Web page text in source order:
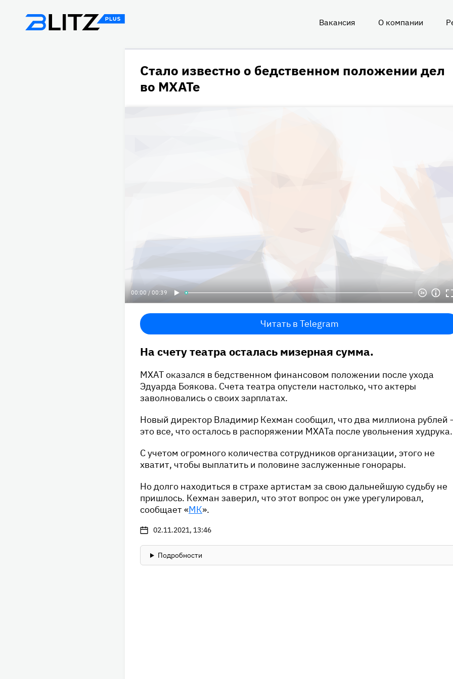
Вакансия О компании
Стало известно о бедственном положении дел
во МХАТе
00:00 / 00:39
Читать в Telegram
На счету театра осталась мизерная сумма.
МХАТ оказался в бедственном финансовом положении после ухода
Эдуарда Боякова. Счета театра опустели настолько, что актеры
заволновались о своих зарплатах.
Новый директор Владимир Кехман сообщил, что два миллиона рублей
это все, что осталось в распоряжении МХАТа после увольнения худрука.
С учетом огромного количества сотрудников организации, этого не
хватит, чтобы выплатить и половине заслуженные гонорары.
Но долго находиться в страхе артистам за свою дальнейшую судьбу не
пришлось. Кехман заверил, что этот вопрос он уже урегулировал,
сообщает «МК».
02.11.2021, 13:46
Подробности